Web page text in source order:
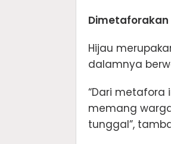
Hijau
dalamnya
“Dari metafora
memang
tunggal”,